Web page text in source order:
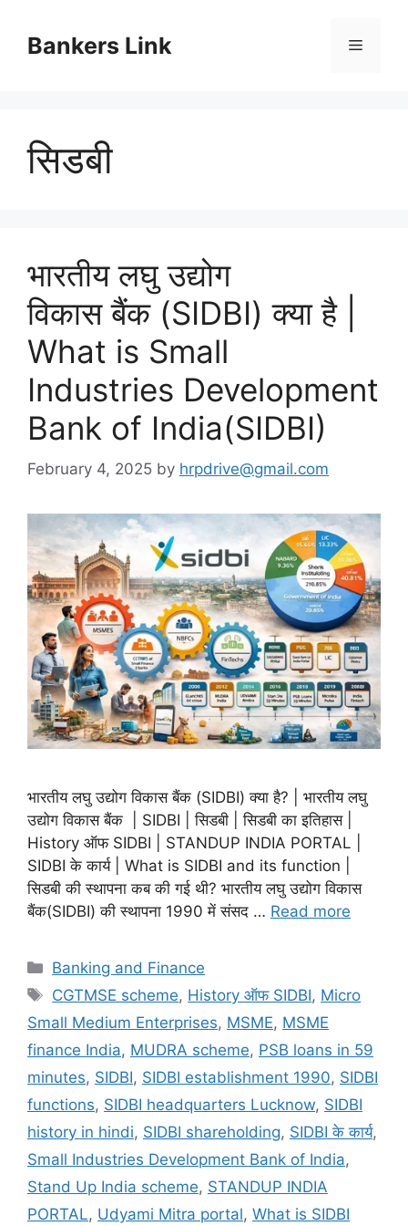
contentBankers Link Menu
सिडबी
भारतीय लघु उद्योग
विकास बैंक (SIDBI) क्या है |
What is Small
Industries Development
Bank of India(SIDBI)
February 4, 2025 by hrpdrive@gmail.com
भारतीय लघु उद्योग विकास बैंक (SIDBI) क्या है? | भारतीय लघु
उद्योग विकास बैंक | SIDBI | सिडबी | सिडबी का इतिहास |
History ऑफ SIDBI | STANDUP INDIA PORTAL |
SIDBI के कार्य | What is SIDBI and its function |
सिडबी की स्थापना कब की गई थी? भारतीय लघु उद्योग विकास
बैंक(SIDBI) की स्थापना 1990 में संसद … Read more
Categories
Banking and Finance
Tags
CGTMSE scheme, History ऑफ SIDBI, Micro
Small Medium Enterprises, MSME, MSME
finance India, MUDRA scheme, PSB loans in 59
minutes, SIDBI, SIDBI establishment 1990, SIDBI
functions, SIDBI headquarters Lucknow, SIDBI
history in hindi, SIDBI shareholding, SIDBI के कार्य,
Small Industries Development Bank of India,
Stand Up India scheme, STANDUP INDIA
PORTAL, Udyami Mitra portal, What is SIDBI